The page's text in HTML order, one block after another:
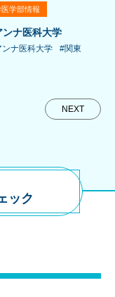
学部情報
ンナ医科大学
ナ医科大学 #関東
NEXT
ック